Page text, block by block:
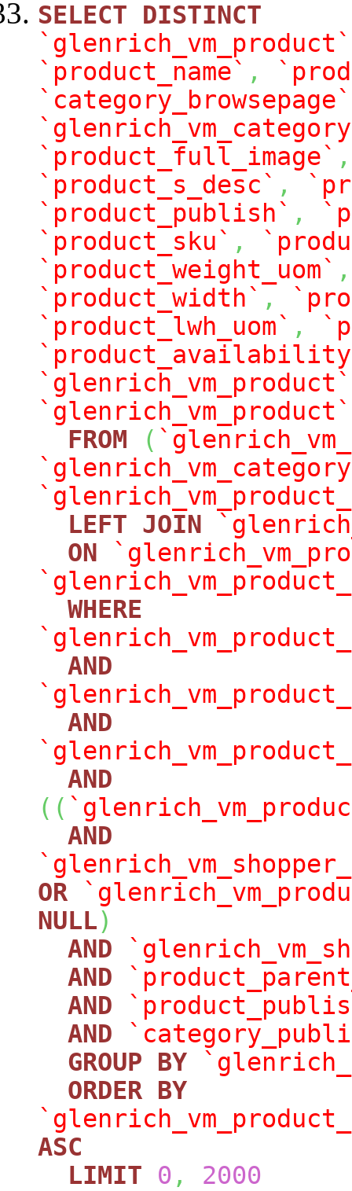
SELECT
DISTINCT
`glenrich_vm_product`
`product_name` ,
`category_browsepage`
`product_full_image` ,
`product_s_desc` ,
`product_publish` ,
`product_sku` ,
`product_weight_uom` ,
`product_width` ,
`product_lwh_uom` ,
`glenrich_vm_product`
`glenrich_vm_product`
FROM
(
LEFT JOIN
ON
WHERE
AND
AND
AND
( (
AND
OR
NULL)
AND
AND
AND
AND
GROUP
BY
ORDER BY
ASC
LIMIT
0 ,
2000